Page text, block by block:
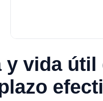
y vida útil